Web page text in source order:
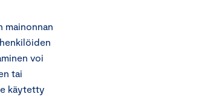
mainonnan
voi
tai
käytetty